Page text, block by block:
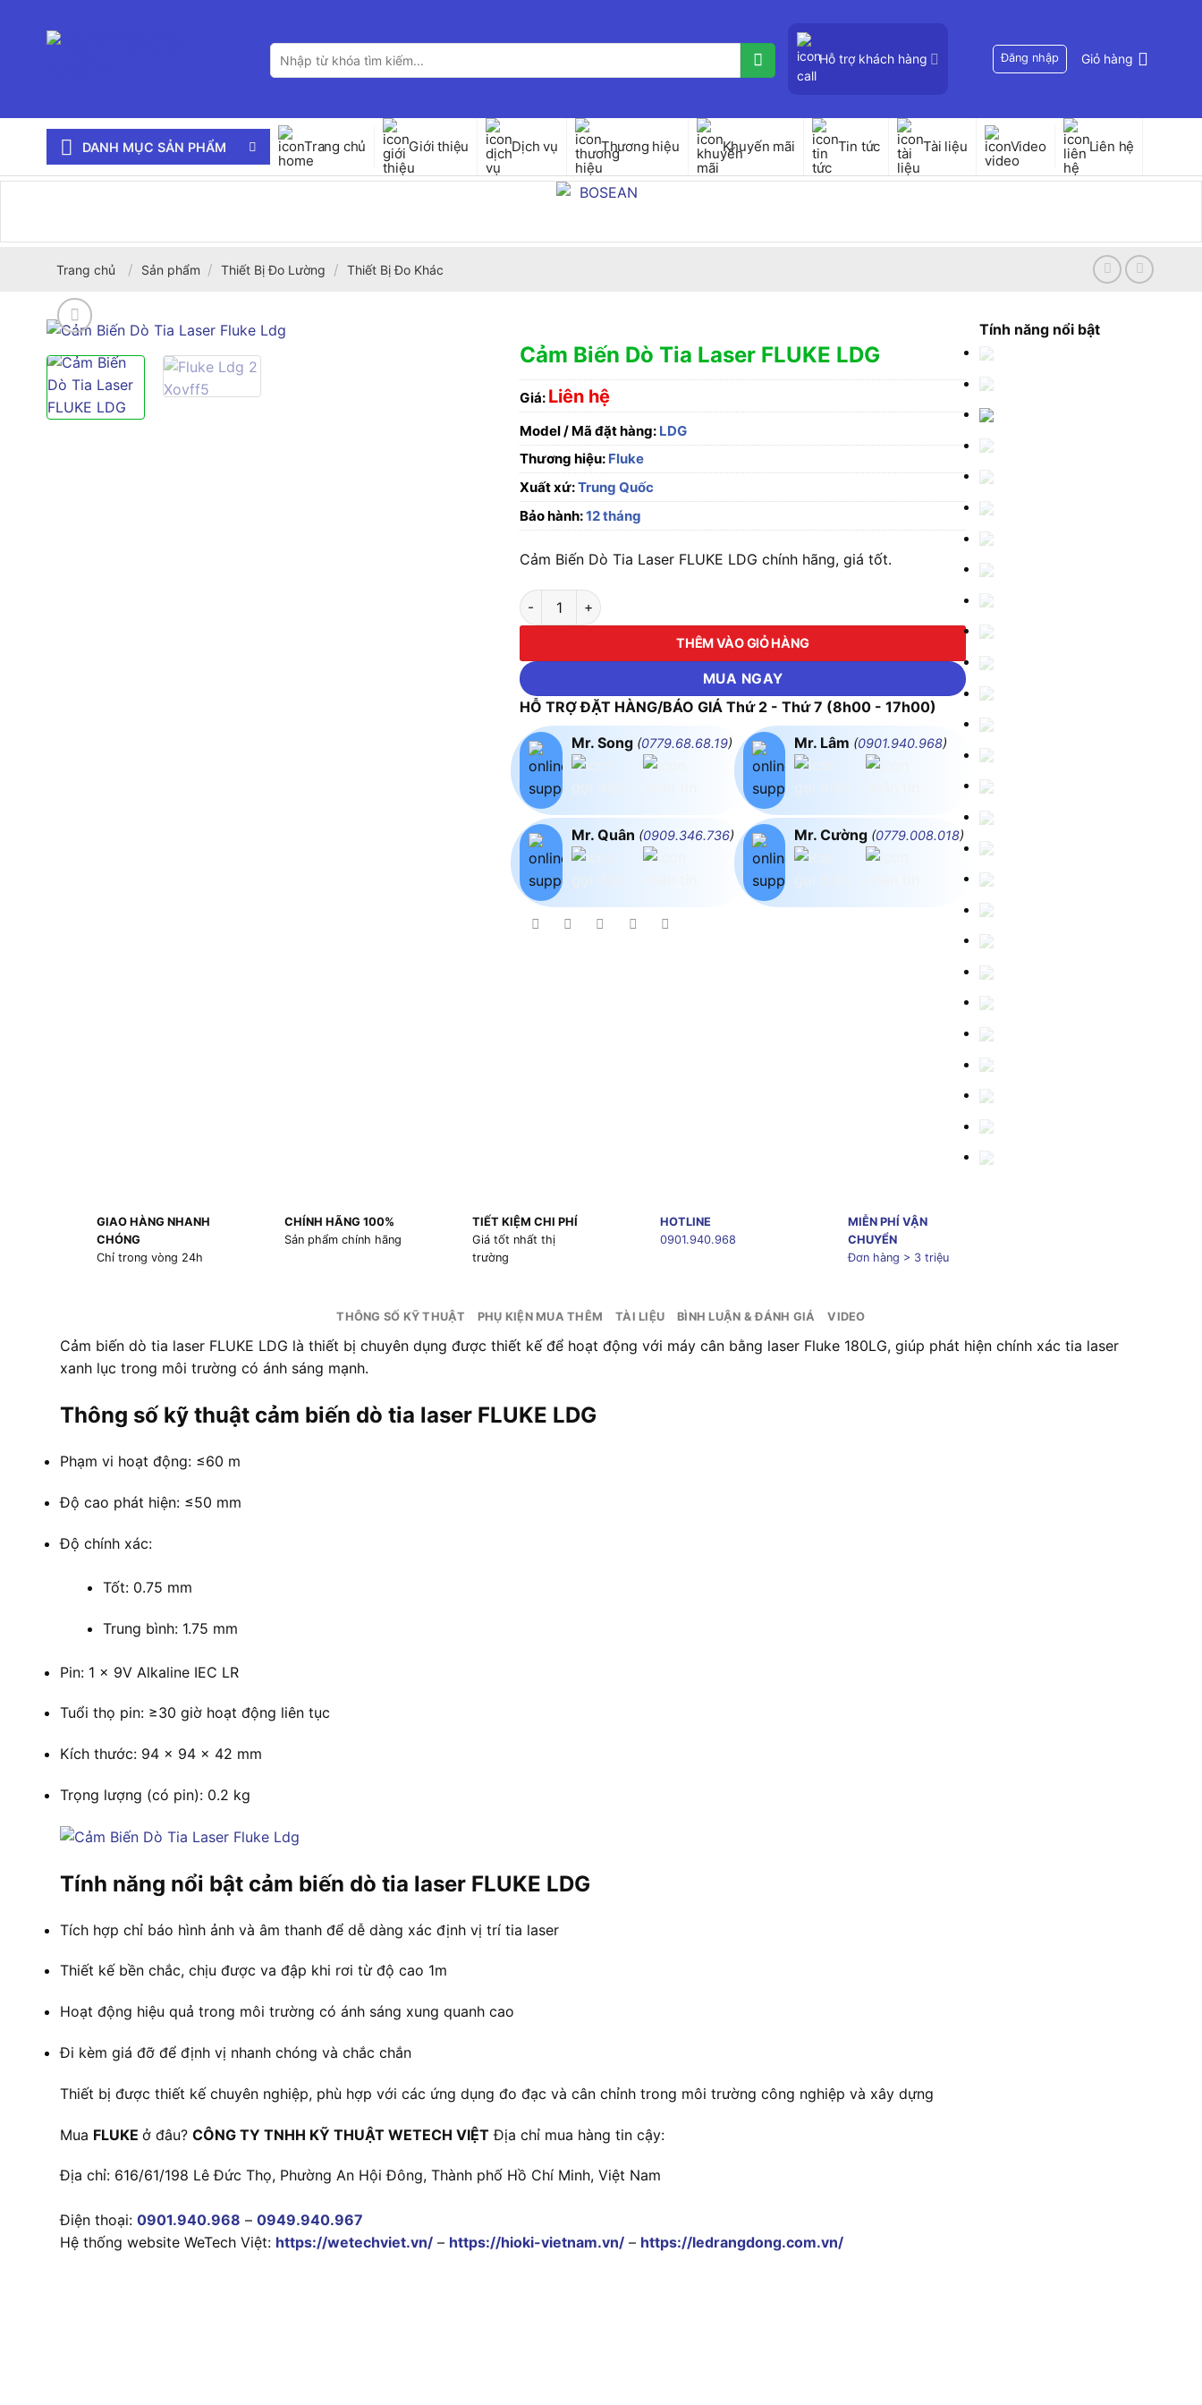
Tìm
kiếm:
Hỗ trợ khách hàng Đăng nhập Giỏ hàng
DANH MỤC SẢN PHẨM Trang chủ Giới thiệu Dịch vụ Thương hiệu Khuyến mãi Tin tức Tài liệu Video Liên hệ
Trang chủ / Sản phẩm / Thiết Bị Đo Lường / Thiết Bị Đo Khác
Cảm Biến Dò Tia Laser FLUKE LDG
Giá: Liên hệ
Model / Mã đặt hàng: LDG
Thương hiệu: Fluke
Xuất xứ:Trung Quốc
Bảo hành:12 tháng
Cảm Biến Dò Tia Laser FLUKE LDG chính hãng, giá tốt.
Cảm Biến Dò Tia Laser FLUKE LDG số lượng
THÊM VÀO GIỎ HÀNG
MUA NGAY
HỖ TRỢ ĐẶT HÀNG/BÁO GIÁ Thứ 2 - Thứ 7 (8h00 - 17h00)
Mr. Song (0779.68.68.19)
Mr. Quân (0909.346.736)
Mr. Lâm (0901.940.968)
Mr. Cường (0779.008.018)
Tính năng nổi bật
GIAO HÀNG NHANH
CHÓNG
Chỉ trong vòng 24h
CHÍNH HÃNG 100%
Sản phẩm chính hãng
TIẾT KIỆM CHI PHÍ
Giá tốt nhất thị
trường
HOTLINE
0901.940.968
MIỄN PHÍ VẬN
CHUYỂN
Đơn hàng > 3 triệu
THÔNG SỐ KỸ THUẬT PHỤ KIỆN MUA THÊM TÀI LIỆU BÌNH LUẬN & ĐÁNH GIÁ VIDEO
Cảm biến dò tia laser FLUKE LDG là thiết bị chuyên dụng được thiết kế để hoạt động với máy cân bằng laser Fluke 180LG, giúp phát hiện chính xác tia laser
xanh lục trong môi trường có ánh sáng mạnh.
Thông số kỹ thuật cảm biến dò tia laser FLUKE LDG
Phạm vi hoạt động: ≤60 m
Độ cao phát hiện: ≤50 mm
Độ chính xác:
Tốt: 0.75 mm
Trung bình: 1.75 mm
Pin: 1 x 9V Alkaline IEC LR
Tuổi thọ pin: ≥30 giờ hoạt động liên tục
Kích thước: 94 x 94 x 42 mm
Trọng lượng (có pin): 0.2 kg
Tính năng nổi bật cảm biến dò tia laser FLUKE LDG
Tích hợp chỉ báo hình ảnh và âm thanh để dễ dàng xác định vị trí tia laser
Thiết kế bền chắc, chịu được va đập khi rơi từ độ cao 1m
Hoạt động hiệu quả trong môi trường có ánh sáng xung quanh cao
Đi kèm giá đỡ để định vị nhanh chóng và chắc chắn
Thiết bị được thiết kế chuyên nghiệp, phù hợp với các ứng dụng đo đạc và cân chỉnh trong môi trường công nghiệp và xây dựng
Mua FLUKE ở đâu? CÔNG TY TNHH KỸ THUẬT WETECH VIỆT Địa chỉ mua hàng tin cậy:
Địa chỉ: 616/61/198 Lê Đức Thọ, Phường An Hội Đông, Thành phố Hồ Chí Minh, Việt Nam
Điện thoại: 0901.940.968 – 0949.940.967
Hệ thống website WeTech Việt: https://wetechviet.vn/ – https://hioki-vietnam.vn/ – https://ledrangdong.com.vn/